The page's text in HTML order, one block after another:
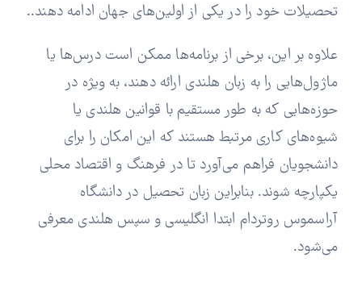
تحصیلات خود را در یکی از اولین‌های جهان ادامه دهند..
علاوه بر این، برخی از برنامه‌ها ممکن است درس‌ها یا
ماژول‌هایی را به زبان هلندی ارائه دهند، به ویژه در
حوزه‌هایی که به طور مستقیم با قوانین هلندی یا
شیوه‌های کاری مرتبط هستند که این امکان را برای
دانشجویان فراهم می‌آورد تا در فرهنگ و اقتصاد محلی
یکپارچه شوند. بنابراین زبان تحصیل در دانشگاه
آراسموس روتردام ابتدا انگلیسی و سپس هلندی معرفی
می‌شود.